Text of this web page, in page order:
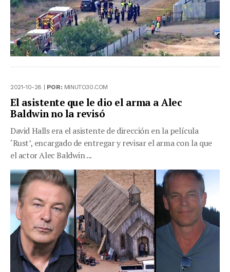
2021-10-28 | POR: MINUTO30.COM
El asistente que le dio el arma a Alec
Baldwin no la revisó
David Halls era el asistente de dirección en la película
‘Rust’, encargado de entregar y revisar el arma con la que
el actor Alec Baldwin ...